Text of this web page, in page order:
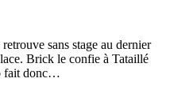
sans stage au dernier
Brick le confie à Tataillé
fait donc…